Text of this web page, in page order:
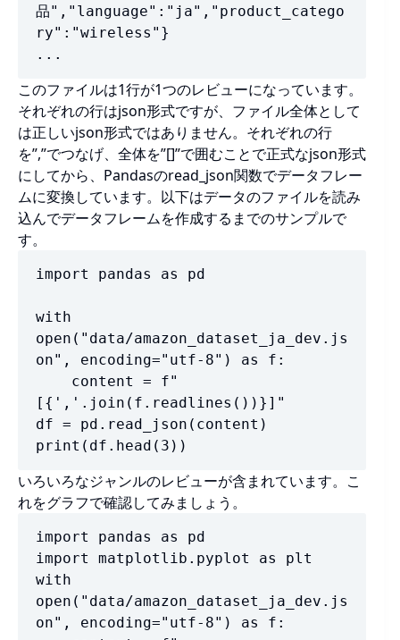
品","language":"ja","product_catego
ry":"wireless"}
...
このファイルは1行が1つのレビューになっています。
それぞれの行はjson形式ですが、ファイル全体として
は正しいjson形式ではありません。それぞれの行
を”,”でつなげ、全体を”[]”で囲むことで正式なjson形式
にしてから、Pandasのread_json関数でデータフレー
ムに変換しています。以下はデータのファイルを読み
込んでデータフレームを作成するまでのサンプルで
す。
import pandas as pd
with
open("data/amazon_dataset_ja_dev.js
on", encoding="utf-8") as f:
[{','.join(f.readlines())}]"
df = pd.read_json(content)
print(df.head(3))
いろいろなジャンルのレビューが含まれています。こ
れをグラフで確認してみましょう。
import pandas as pd
import matplotlib.pyplot as plt
with
open("data/amazon_dataset_ja_dev.js
on", encoding="utf-8") as f: